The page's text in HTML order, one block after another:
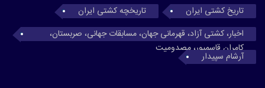
تاریخ کشتی ایران
تاریخچه کشتی ایران
اخبار، کشتی آزاد، قهرمانی جهان، مسابقات جهانی، صربستان،
کامران قاسمپور، مصدومیت
آرشام سپیدار